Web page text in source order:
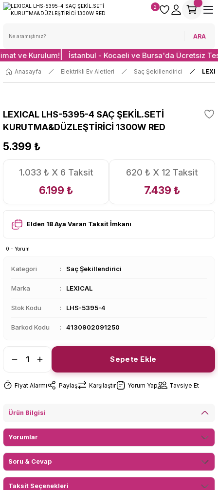
ARA
2
ve Kurulum! İstanbul - Kocaeli ve Bursa'da Ücretsiz
Anasayfa Elektrikli Ev Aletleri Saç Şekillendirici
LEXICAL LHS-5395-4 SAÇ ŞEKİL.SETİ
KURUTMA&DÜZLEŞTİRİCİ 1300W RED
5.399 ₺
1.033 ₺ X 6 Taksit
6.199 ₺
620 ₺ X 12 Taksit
7.439 ₺
Elden 18 Aya Varan Taksit İmkanı
0 - Yorum
Kategori Saç Şekillendirici
Marka LEXICAL
Stok Kodu LHS-5395-4
Barkod Kodu 4130902091250
Sepete Ekle
Fiyat Alarmı Paylaş Karşılaştır Yorum Yap Tavsiye Et
Ürün Bilgisi
Yorumlar
Soru & Cevap
Taksit Seçenekleri